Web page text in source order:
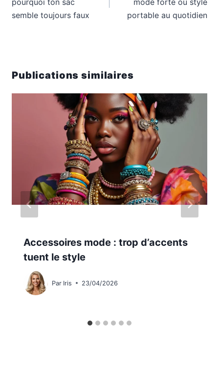
semble toujours faux
portable au quotidien
Publications similaires
Accessoires mode : trop d’accents
tuent le style
Par Iris 23/04/2026